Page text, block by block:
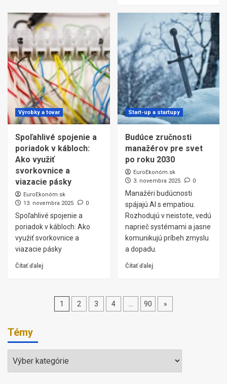
Výrobky a tovar
Spoľahlivé spojenie a
poriadok v kábloch:
Ako využiť
svorkovnice a
viazacie pásky
EuroEkonóm.sk
13. novembra 2025
0
Spoľahlivé spojenie a
poriadok v kábloch: Ako
využiť svorkovnice a
viazacie pásky
Čítať ďalej
Start-up a startupy
Budúce zručnosti
manažérov pre svet
po roku 2030
EuroEkonóm.sk
3. novembra 2025
0
Manažéri budúcnosti
spájajú AI s empatiou.
Rozhodujú v neistote, vedú
naprieč systémami a jasne
komunikujú príbeh zmyslu
a dopadu.
Čítať ďalej
Stránkovanie
1 2 3 4 90 »
Témy
Témy